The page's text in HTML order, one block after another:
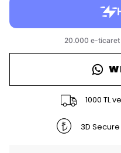
1000 TL
3D